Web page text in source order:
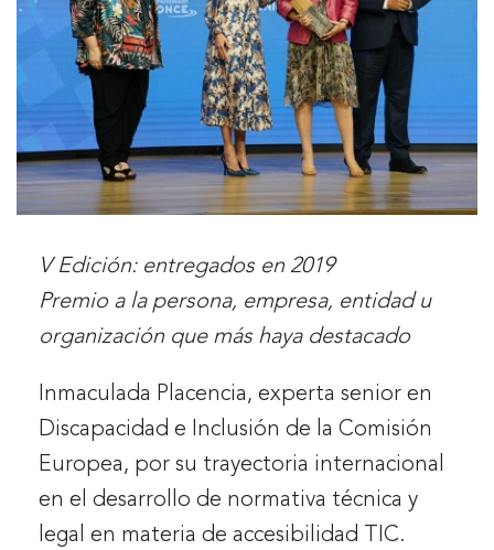
V Edición: entregados en 2019
Premio a la persona, empresa, entidad u
organización que más haya destacado
Inmaculada Placencia, experta senior en
Discapacidad e Inclusión de la Comisión
Europea, por su trayectoria internacional
en el desarrollo de normativa técnica y
legal en materia de accesibilidad TIC.